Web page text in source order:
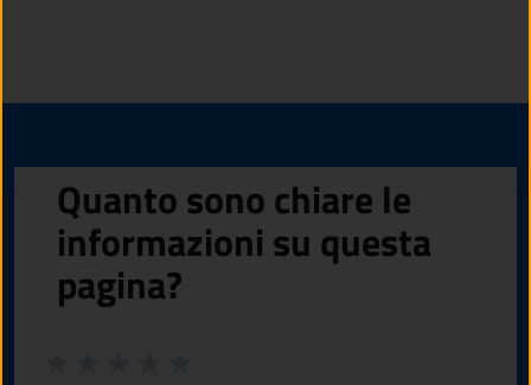
Quanto sono chiare le
informazioni su questa
pagina?